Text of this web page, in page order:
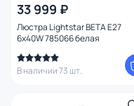
33 999 ₽
Люстра Lightstar BETA E27
6x40W 785066 белая
В наличии 73 шт.